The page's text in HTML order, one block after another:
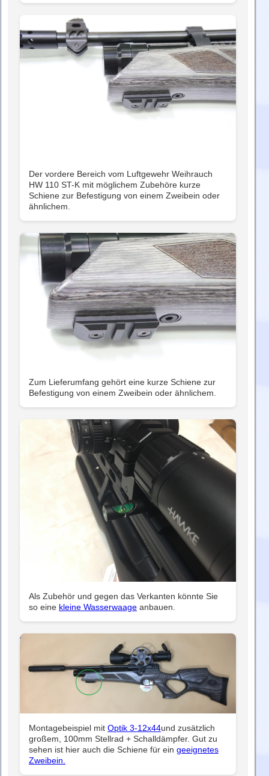
Der vordere Bereich vom Luftgewehr Weihrauch
HW 110 ST-K mit möglichem Zubehöre kurze
Schiene zur Befestigung von einem Zweibein oder
ähnlichem.
Zum Lieferumfang gehört eine kurze Schiene zur
Befestigung von einem Zweibein oder ähnlichem.
Als Zubehör und gegen das Verkanten könnte Sie
so eine kleine Wasserwaage anbauen.
Montagebeispiel mit Optik 3-12x44und zusätzlich
großem, 100mm Stellrad + Schalldämpfer. Gut zu
sehen ist hier auch die Schiene für ein geeignetes
Zweibein.